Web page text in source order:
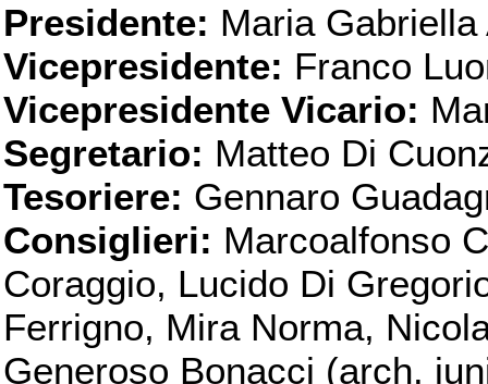
Presidente: Maria Gabriella
Vicepresidente: Franco
Vicepresidente Vicario:
Segretario: Matteo Di
Tesoriere: Gennaro
Consiglieri: Marcoalfonso
Coraggio, Lucido Di
Ferrigno, Mira Norma,
Generoso Bonacci (arch.